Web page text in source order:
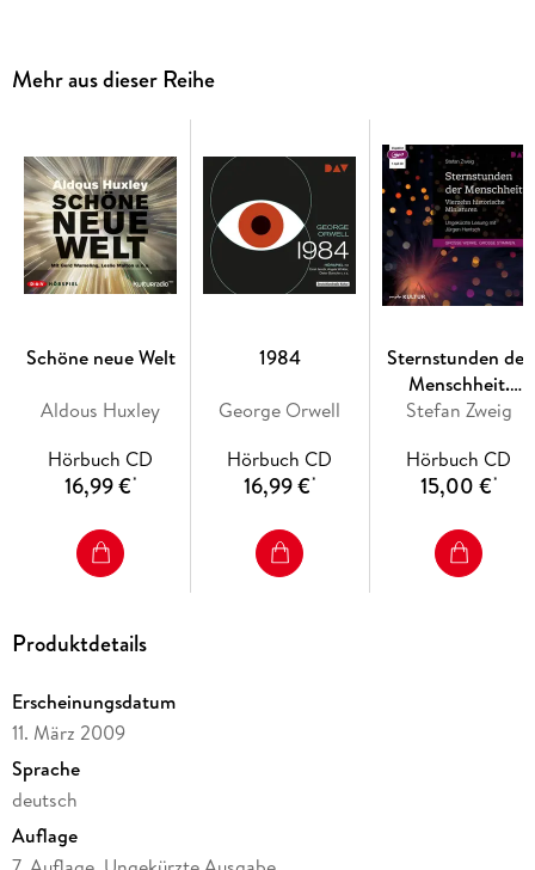
dessentwegen man ihn entließ. Jetzt spielt Dr. B. zum ersten
Mal wieder gegen einen tatsächlichen, freilich roboterhaft
reagierenden Gegner. Es geht ihm bei dieser Partie lediglich
darum, festzustellen, ob sein Tun damals während seiner Haft
noch Spiel oder bereits Wahnsinn gewesen ist. Er schlägt den
Weltmeister in der ersten Partie souverän, läßt sich aber,
eigentlich gegen seinen Willen, auf eine Revanche ein.
Während dieser zweiten Partie ergreift ihn wieder das
Nervenfieber: er bricht die Partie ab und wird nie wieder ein
Mehr aus dieser Reihe
Schöne neue Welt
Aldous Huxley
Hörbuch CD
16,99 €*
1984
George Orwell
Hörbuch CD
16,99 €*
Sternstunden der
Menschheit.
Vierzehn
Stefan Zweig
Hörbuch CD
15,00 €*
Produktdetails
Erscheinungsdatum
11. März 2009
Sprache
deutsch
Auflage